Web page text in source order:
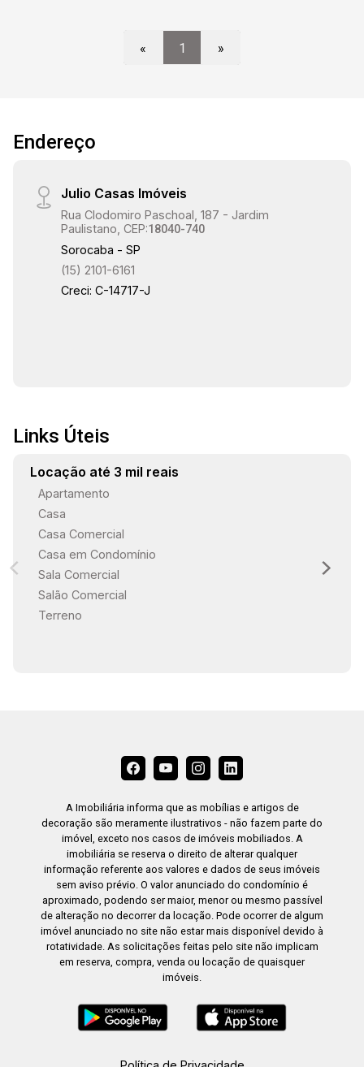
« 1 »
Endereço
Julio Casas Imóveis
Rua Clodomiro Paschoal, 187 - Jardim
Paulistano, CEP:18040-740
Sorocaba - SP
(15) 2101-6161
Creci: C-14717-J
Links Úteis
Locação até 3 mil reais
Apartamento
Casa
Casa Comercial
Casa em Condomínio
Sala Comercial
Salão Comercial
Terreno
A Imobiliária informa que as mobílias e artigos de
decoração são meramente ilustrativos - não fazem parte do
imóvel, exceto nos casos de imóveis mobiliados. A
imobiliária se reserva o direito de alterar qualquer
informação referente aos valores e dados de seus imóveis
sem aviso prévio. O valor anunciado do condomínio é
aproximado, podendo ser maior, menor ou mesmo passível
de alteração no decorrer da locação. Pode ocorrer de algum
imóvel anunciado no site não estar mais disponível devido à
rotatividade. As solicitações feitas pelo site não implicam
em reserva, compra, venda ou locação de quaisquer
imóveis.